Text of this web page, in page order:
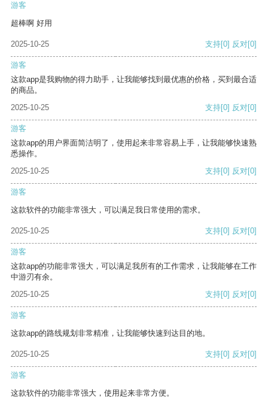
游客
超棒啊 好用
2025-10-25 支持[0] 反对[0]
游客
这款app是我购物的得力助手，让我能够找到最优惠的价格，买到最合适
的商品。
2025-10-25
支持[0] 反对[0]
游客
这款app的用户界面简洁明了，使用起来非常容易上手，让我能够快速熟
悉操作。
2025-10-25
支持[0] 反对[0]
游客
这款软件的功能非常强大，可以满足我日常使用的需求。
2025-10-25 支持[0] 反对[0]
游客
这款app的功能非常强大，可以满足我所有的工作需求，让我能够在工作
中游刃有余。
2025-10-25
支持[0] 反对[0]
游客
这款app的路线规划非常精准，让我能够快速到达目的地。
2025-10-25 支持[0] 反对[0]
游客
这款软件的功能非常强大，使用起来非常方便。